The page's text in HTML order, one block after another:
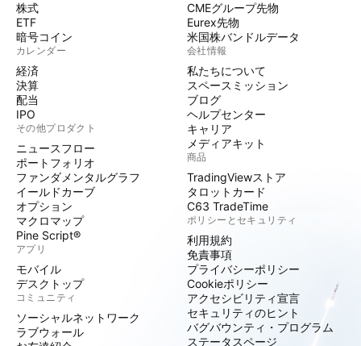
株式
ETF
暗号コイン
カレンダー
経済
決算
配当
IPO
その他プロダクト
ニュースフロー
ポートフォリオ
ファンダメンタルグラフ
イールドカーブ
オプション
マクロマップ
Pine Script®
アプリ
モバイル
デスクトップ
コミュニティ
ソーシャルネットワーク
ラブウォール
CMEグループ先物
Eurex先物
米国株バンドルデータ
会社情報
私たちについて
スペースミッション
ブログ
ヘルプセンター
キャリア
メディアキット
商品
TradingViewストア
タロットカード
C63 TradeTime
ポリシーとセキュリティ
利用規約
免責事項
プライバシーポリシー
Cookieポリシー
アクセシビリティ宣言
セキュリティのヒント
バグバウンティ・プログラム
ステータスページ